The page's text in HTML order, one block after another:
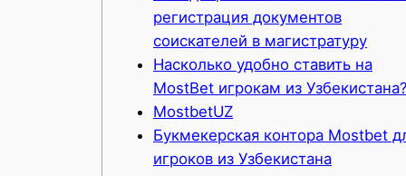
регистрация документов
соискателей в магистратуру
Насколько удобно ставить на
MostBet игрокам из Узбекистана?
MostbetUZ
Букмекерская контора Mostbet
игроков из Узбекистана